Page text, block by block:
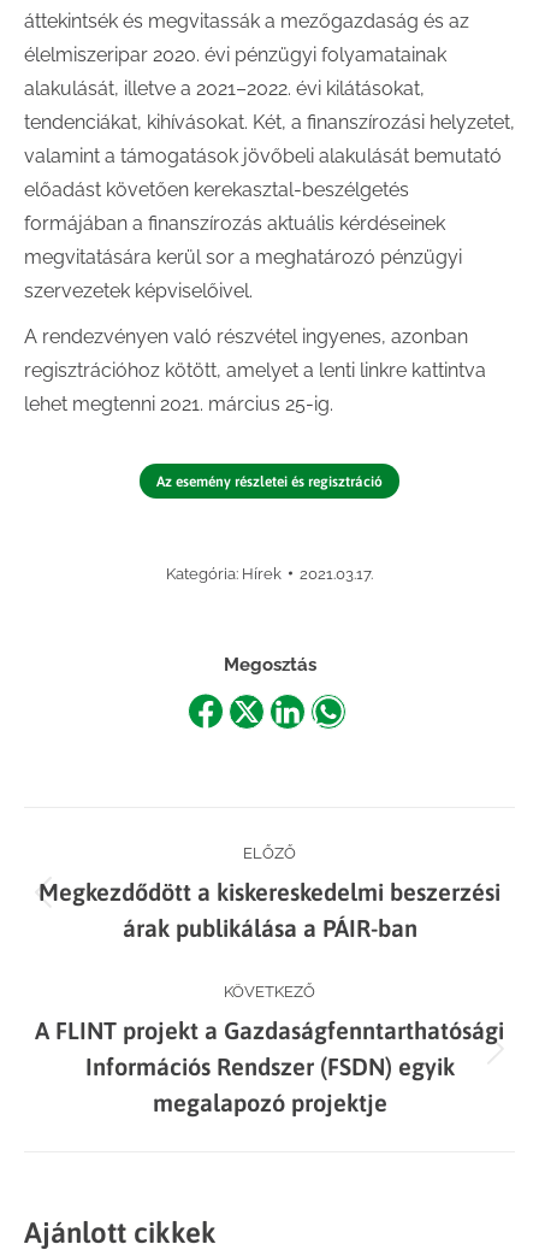
áttekintsék és megvitassák a mezőgazdaság és az
élelmiszeripar 2020. évi pénzügyi folyamatainak
alakulását, illetve a 2021–2022. évi kilátásokat,
tendenciákat, kihívásokat. Két, a finanszírozási helyzetet,
valamint a támogatások jövőbeli alakulását bemutató
előadást követően kerekasztal-beszélgetés
formájában a finanszírozás aktuális kérdéseinek
megvitatására kerül sor a meghatározó pénzügyi
szervezetek képviselőivel.
A rendezvényen való részvétel ingyenes, azonban
regisztrációhoz kötött, amelyet a lenti linkre kattintva
lehet megtenni 2021. március 25-ig.
Az esemény részletei és regisztráció
Kategória: Hírek 2021.03.17.
Megosztás
ShareShareShareShare
navigation
ELŐZŐ
Previous
post:
Megkezdődött a kiskereskedelmi beszerzési
árak publikálása a PÁIR-ban
KÖVETKEZŐ
Next
post:
A FLINT projekt a Gazdaságfenntarthatósági
Információs Rendszer (FSDN) egyik
megalapozó projektje
Ajánlott cikkek